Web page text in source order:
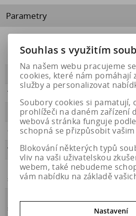
Parametry
Přilnavost na
ledu
PŘILNAVOST A
Třída hluku
HLUČNOST 72
OBDOBÍ letní
VALIVÝ ODPOR C
Přilnavost na
sněhu
NE
štítek
Souhlas s využitím
Na našem webu pracujeme
cookies, které nám pomáhají
služby a personalizovat
Soubory cookies si pamatují,
prohlížeči na daném zařízení
webová stránka funguje
schopná se přizpůsobit
Blokování některých typů
vliv na vaši uživatelskou
webem, také nebudeme
vám nabídku na základě
Nastavení